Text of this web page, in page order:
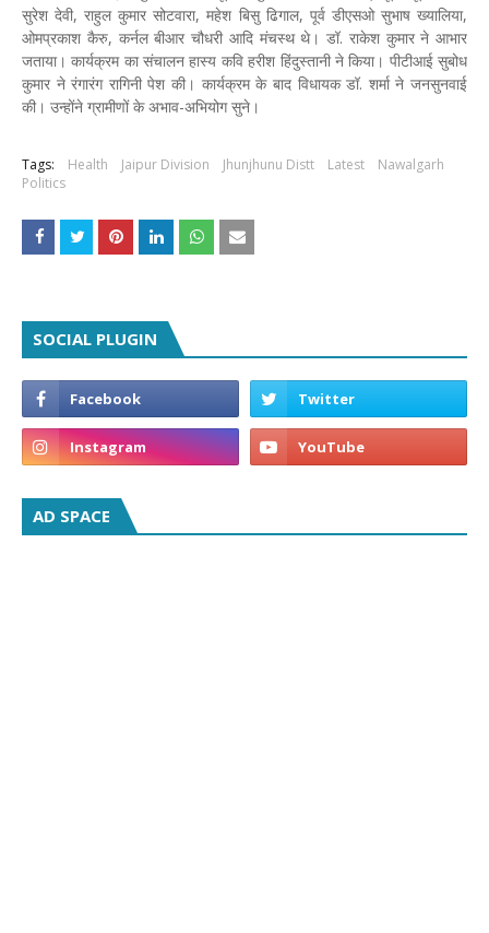
सुरेश देवी, राहुल कुमार सोटवारा, महेश बिसु ढिगाल, पूर्व डीएसओ सुभाष ख्यालिया,
ओमप्रकाश कैरु, कर्नल बीआर चौधरी आदि मंचस्थ थे। डॉ. राकेश कुमार ने आभार
जताया। कार्यक्रम का संचालन हास्य कवि हरीश हिंदुस्तानी ने किया। पीटीआई सुबोध
कुमार ने रंगारंग रागिनी पेश की। कार्यक्रम के बाद विधायक डॉ. शर्मा ने जनसुनवाई
की। उन्होंने ग्रामीणों के अभाव-अभियोग सुने।
Tags: Health Jaipur Division Jhunjhunu Distt Latest
Nawalgarh
Politics
SOCIAL PLUGIN
AD SPACE